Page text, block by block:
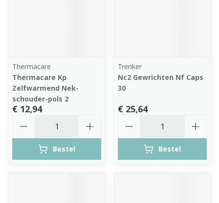
Thermacare
Thermacare Kp
Zelfwarmend Nek-
schouder-pols 2
€ 12,94
Bestel
Trenker
Nc2 Gewrichten Nf Caps
30
€ 25,64
Bestel